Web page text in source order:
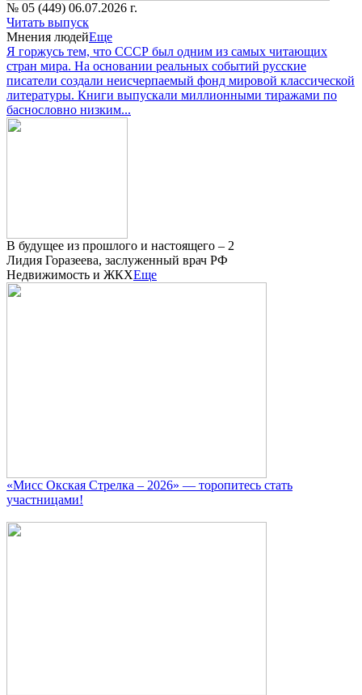
№ 05 (449) 06.07.2026 г.
Читать выпуск
Мнения людейЕще
Я горжусь тем, что СССР был одним из самых читающих
стран мира. На основании реальных событий русские
писатели создали неисчерпаемый фонд мировой классической
литературы. Книги выпускали миллионными тиражами по
баснословно низким...
В будущее из прошлого и настоящего – 2
Лидия Горазеева, заслуженный врач РФ
Недвижимость и ЖКХЕще
«Мисс Окская Стрелка – 2026» — торопитесь стать
участницами!